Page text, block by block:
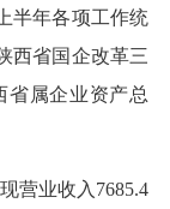
半年各项工作统
西省国企改革三
省属企业资产总
营业收入7685.4